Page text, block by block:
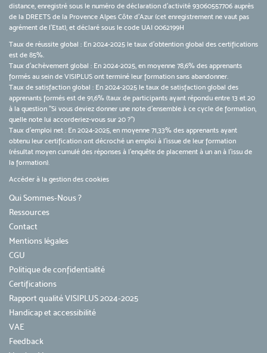
distance, enregistré sous le numéro de déclaration d’activité 93060557706 auprès
de la DREETS de la Provence Alpes Côte d’Azur (cet enregistrement ne vaut pas
agrément de l’Etat), et déclaré sous le code UAI 0062199H
Taux de réussite global : En 2024-2025 le taux d'obtention global des certifications
est de 85%.
Taux d’achèvement global : En 2024-2025, en moyenne 78,6% des apprenants
formés au sein de VISIPLUS ont terminé leur formation sans abandonner.
Taux de satisfaction global : En 2024-2025 le taux de satisfaction global des
apprenants formés est de 91,6% (taux de participants ayant répondu entre 13 et 20
à la question "Si vous deviez donner une note d’ensemble à ce cycle de formation,
quelle note lui accorderiez-vous sur 20 ?")
Taux d’emploi net : En 2024-2025, en moyenne 71,33% des apprenants ayant
obtenu leur certification ont décroché un emploi à l'issue de leur formation
(résultat moyen cumulé des réponses à l'enquête de placement à un an à l'issu de
la formation).
Accéder à la gestion des cookies
Qui Sommes-Nous ?
Ressources
Contact
Mentions légales
CGU
Politique de confidentialité
Certifications
Rapport qualité VISIPLUS 2024-2025
Handicap et accessibilité
VAE
Feedback